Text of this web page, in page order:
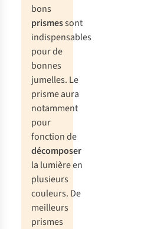
bons
prismessont
indispensables
pour de
bonnes
jumelles. Le
prisme aura
notamment
pour
fonction de
décomposer
la lumière en
plusieurs
couleurs. De
meilleurs
prismes